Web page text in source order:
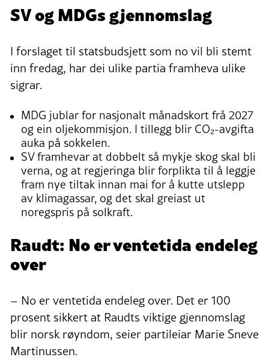
SV og MDGs gjennomslag
I forslaget til statsbudsjett som no vil bli stemt
inn fredag, har dei ulike partia framheva ulike
sigrar.
MDG jublar for nasjonalt månadskort frå 2027
og ein oljekommisjon. I tillegg blir CO₂-avgifta
auka på sokkelen.
SV framhevar at dobbelt så mykje skog skal bli
verna, og at regjeringa blir forplikta til å leggje
fram nye tiltak innan mai for å kutte utslepp
av klimagassar, og det skal greiast ut
noregspris på solkraft.
Raudt: No er ventetida endeleg
over
– No er ventetida endeleg over. Det er 100
prosent sikkert at Raudts viktige gjennomslag
blir norsk røyndom, seier partileiar Marie Sneve
Martinussen.